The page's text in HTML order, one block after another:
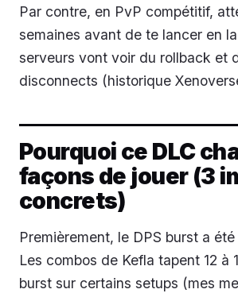
Par contre, en PvP compétitif,
semaines avant de te lancer en
serveurs vont voir du rollback et
disconnects (historique
Pourquoi ce DLC
façons de jouer (3
concrets)
Premièrement, le DPS burst a
Les combos de Kefla tapent 12 à
burst sur certains setups (mes